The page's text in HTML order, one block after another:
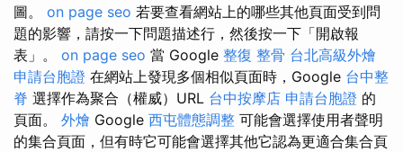
圖。 on page seo 若要查看網站上的哪些其他頁面受到問
題的影響，請按一下問題描述行，然後按一下「開啟報
表」。 on page seo 當 Google 整復 整骨 台北高級外燴
申請台胞證 在網站上發現多個相似頁面時，Google 台中整
脊 選擇作為聚合（權威）URL 台中按摩店 申請台胞證 的
頁面。 外燴 Google 西屯體態調整 可能會選擇使用者聲明
的集合頁面，但有時它可能會選擇其他它認為更適合集合頁